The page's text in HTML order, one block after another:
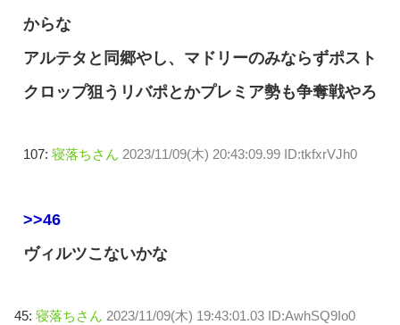
からな
アルテタと同郷やし、マドリーのみならずポスト
クロップ狙うリバポとかプレミア勢も争奪戦やろ
107: 寝落ちさん 2023/11/09(木) 20:43:09.99 ID:tkfxrVJh0
>>46
ヴィルツこないかな
45: 寝落ちさん 2023/11/09(木) 19:43:01.03 ID:AwhSQ9Io0